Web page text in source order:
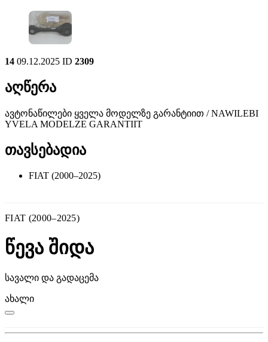
14 09.12.2025 ID 2309
აღწერა
ავტონაწილები ყველა მოდელზე გარანტიით / NAWILEBI
YVELA MODELZE GARANTIIT
თავსებადია
FIAT (2000–2025)
FIAT (2000–2025)
წევა შიდა
სავალი და გადაცემა
ახალი